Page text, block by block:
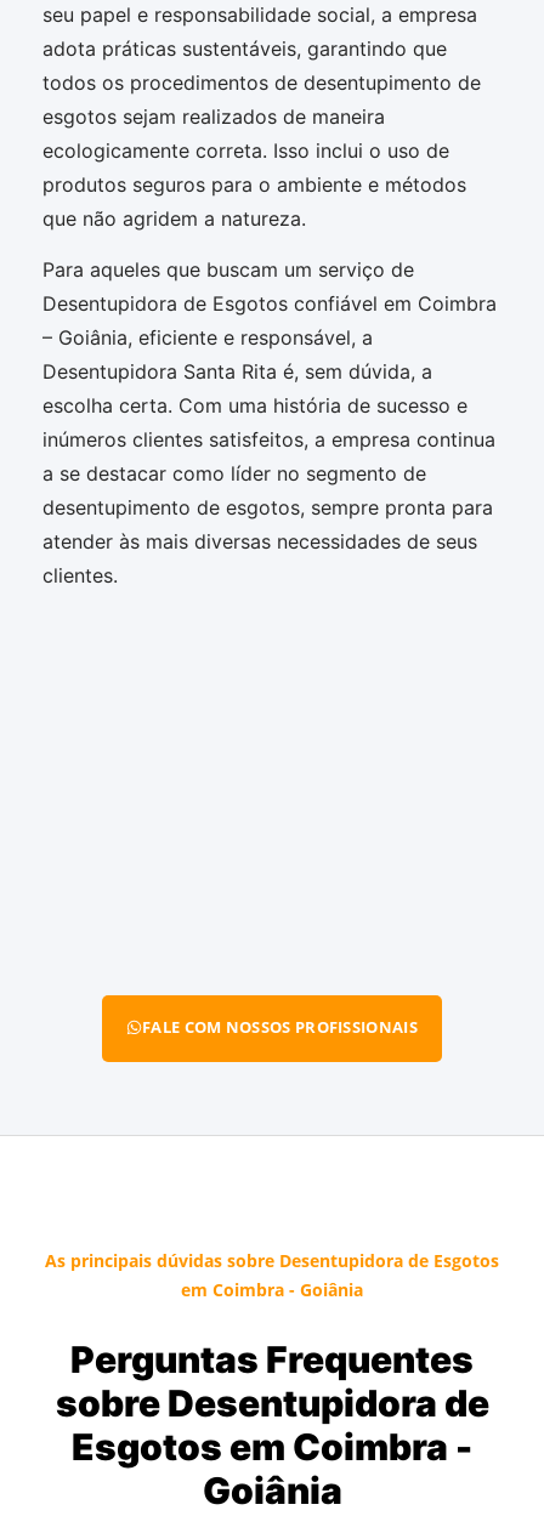
seu papel e responsabilidade social, a empresa
adota práticas sustentáveis, garantindo que
todos os procedimentos de desentupimento de
esgotos sejam realizados de maneira
ecologicamente correta. Isso inclui o uso de
produtos seguros para o ambiente e métodos
que não agridem a natureza.
Para aqueles que buscam um serviço de
Desentupidora de Esgotos confiável em Coimbra
– Goiânia, eficiente e responsável, a
Desentupidora Santa Rita é, sem dúvida, a
escolha certa. Com uma história de sucesso e
inúmeros clientes satisfeitos, a empresa continua
a se destacar como líder no segmento de
desentupimento de esgotos, sempre pronta para
atender às mais diversas necessidades de seus
clientes.
FALE COM NOSSOS PROFISSIONAIS
As principais dúvidas sobre Desentupidora de Esgotos
em Coimbra - Goiânia
Perguntas Frequentes
sobre Desentupidora de
Esgotos em Coimbra -
Goiânia